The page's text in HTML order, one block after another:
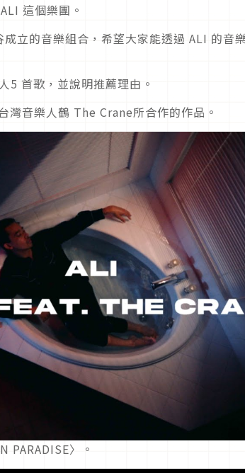
這個樂團。
立的音樂組合，希望大家能透過 ALI 的音
5 首歌，並說明推薦理由。
灣音樂人鶴 The Crane所合作的作品。
PARADISE〉。